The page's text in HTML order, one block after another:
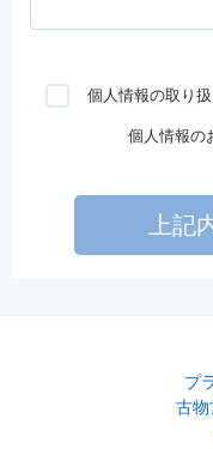
個人情報の取り
個人情報の
上記
プ
古物